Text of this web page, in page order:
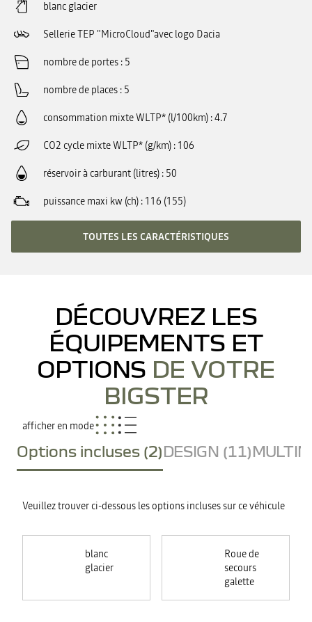
blanc glacier
Sellerie TEP "MicroCloud"avec logo Dacia
nombre de portes 5
nombre de places 5
consommation mixte WLTP* (l/100km) 4.7
CO2 cycle mixte WLTP* (g/km) 106
réservoir à carburant (litres) 50
puissance maxi kw (ch) 116 (155)
TOUTES LES CARACTÉRISTIQUES
DÉCOUVREZ LES
ÉQUIPEMENTS ET
OPTIONS DE VOTRE
BIGSTER
afficher en mode
Options incluses (2)DESIGN (11)
Veuillez trouver ci-dessous les options incluses sur ce véhicule
blanc
glacier
Roue de
secours
galette